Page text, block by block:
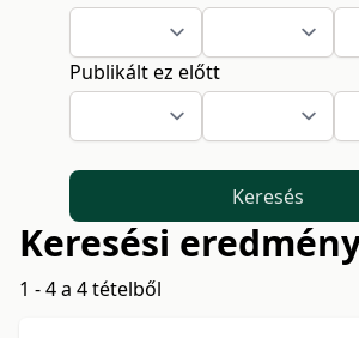
Publikált ez előtt
Keresés
Keresési
1 - 4 a 4 tételből